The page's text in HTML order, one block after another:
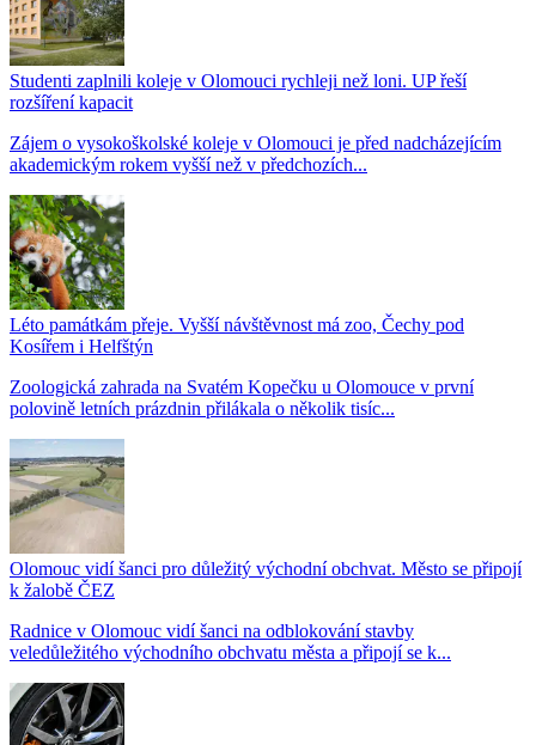
Studenti zaplnili koleje v Olomouci rychleji než loni. UP řeší
rozšíření kapacit
Zájem o vysokoškolské koleje v Olomouci je před nadcházejícím
akademickým rokem vyšší než v předchozích...
Léto památkám přeje. Vyšší návštěvnost má zoo, Čechy pod
Kosířem i Helfštýn
Zoologická zahrada na Svatém Kopečku u Olomouce v první
polovině letních prázdnin přilákala o několik tisíc...
Olomouc vidí šanci pro důležitý východní obchvat. Město se připojí
k žalobě ČEZ
Radnice v Olomouc vidí šanci na odblokování stavby
veledůležitého východního obchvatu města a připojí se k...